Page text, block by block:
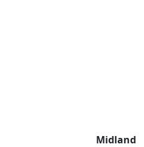
Midland